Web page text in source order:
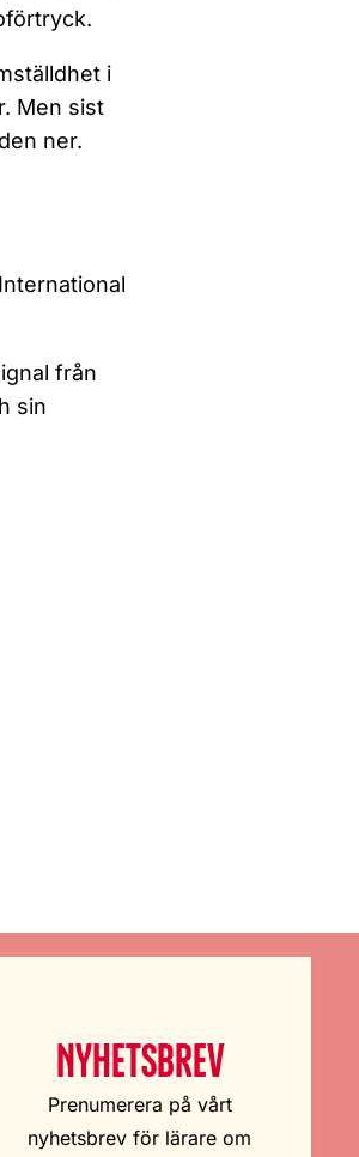
i
Men sist
ner.
från
sin
NYHETSBREV
Prenumerera på vårt
nyhetsbrev för lärare om